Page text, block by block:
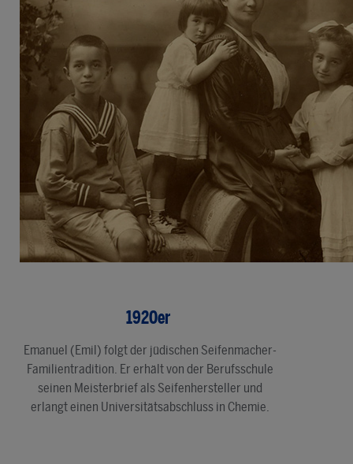
1920er
Emanuel (Emil) folgt der jüdischen Seifenmacher-
Familientradition. Er erhält von der Berufsschule
seinen Meisterbrief als Seifenhersteller und
erlangt einen Universitätsabschluss in Chemie.